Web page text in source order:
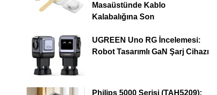
Masaüstünde Kablo
Kalabalığına Son
UGREEN Uno RG İncelemesi:
Robot Tasarımlı GaN Şarj Cihazı
Philips 5000 Serisi (TAH5209):